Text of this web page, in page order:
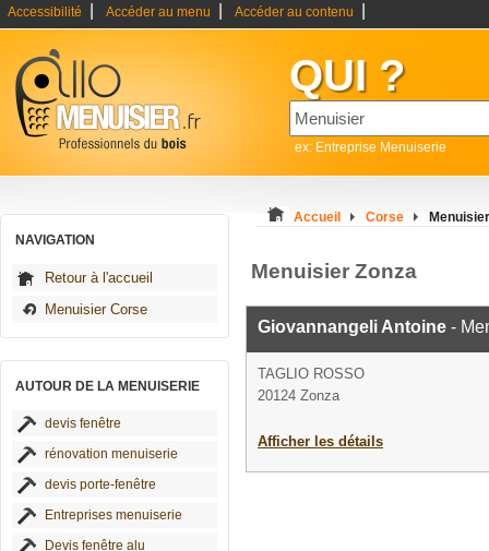
Accessibilité Accéder au menu Accéder au contenu
QUI ?
ex: Entreprise Menuiserie
NAVIGATION
Retour à l'accueil
Menuisier Corse
AUTOUR DE LA MENUISERIE
devis fenêtre
rénovation menuiserie
devis porte-fenêtre
Entreprises menuiserie
Devis fenêtre alu
Accueil Corse
Menuisier Zonza
Giovannangeli Antoine -
TAGLIO ROSSO
20124 Zonza
Afficher les détails